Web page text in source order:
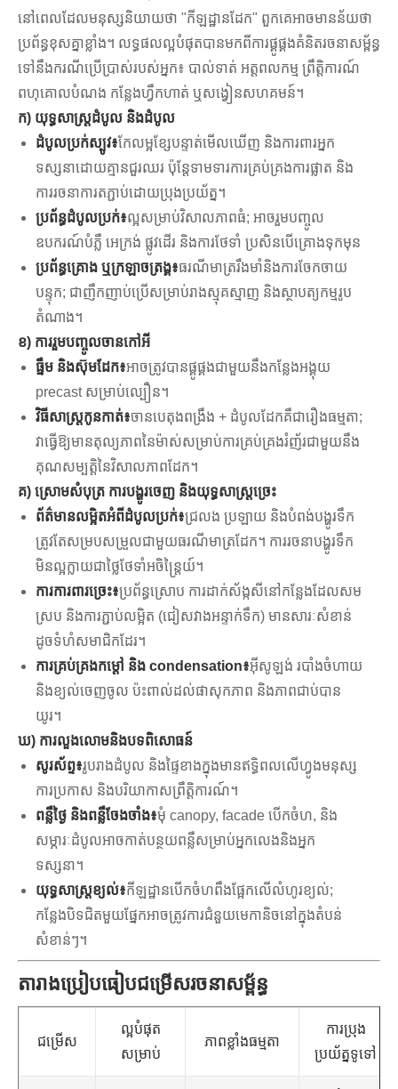
នៅពេលដែលមនុស្សនិយាយថា "កីឡដ្ឋានដែក" ពួកគេអាចមានន័យថា
ប្រព័ន្ធខុសគ្នាខ្លាំង។ លទ្ធផលល្អបំផុតបានមកពីការផ្គូផ្គងគំនិតរចនាសម្ព័ន្ធ
ទៅនឹងករណីប្រើប្រាស់របស់អ្នក៖ បាល់ទាត់ អត្តពលកម្ម ព្រឹត្តិការណ៍
ពហុគោលបំណង កន្លែងហ្វឹកហាត់ ឬសង្វៀនសហគមន៍។
ក) យុទ្ធសាស្ត្រដំបូល និងដំបូល
ដំបូលប្រក់ស្បូវ៖កែលម្អខ្សែបន្ទាត់មើលឃើញ និងការពារអ្នក
ទស្សនាដោយគ្មានជួរឈរ ប៉ុន្តែទាមទារការគ្រប់គ្រងការផ្លាត និង
ការរចនាការតភ្ជាប់ដោយប្រុងប្រយ័ត្ន។
ប្រព័ន្ធដំបូលប្រក់៖ល្អសម្រាប់វិសាលភាពធំ; អាចរួមបញ្ចូល
ឧបករណ៍បំភ្លឺ អេក្រង់ ផ្លូវដើរ និងការថែទាំ ប្រសិនបើគ្រោងទុកមុន
ប្រព័ន្ធគ្រោង ឬក្រឡាចត្រង្គ៖ធរណីមាត្ររឹងមាំនិងការចែកចាយ
បន្ទុក; ជាញឹកញាប់ប្រើសម្រាប់រាងស្មុគស្មាញ និងស្ថាបត្យកម្មរូប
តំណាង។
ខ) ការរួមបញ្ចូលចានកៅអី
ធ្នឹម និងស៊ុមដែក៖អាចត្រូវបានផ្គូផ្គងជាមួយនឹងកន្លែងអង្គុយ
precast សម្រាប់ល្បឿន។
វិធីសាស្រ្តកូនកាត់៖ចានបេតុងពង្រឹង + ដំបូលដែកគឺជារឿងធម្មតា;
វាធ្វើឱ្យមានតុល្យភាពនៃម៉ាស់សម្រាប់ការគ្រប់គ្រងរំញ័រជាមួយនឹង
គុណសម្បត្តិនៃវិសាលភាពដែក។
គ) ស្រោមសំបុត្រ ការបង្ហូរចេញ និងយុទ្ធសាស្ត្រច្រេះ
ព័ត៌មានលម្អិតអំពីដំបូលប្រក់៖ជ្រលង ប្រឡាយ និងបំពង់បង្ហូរទឹក
ត្រូវតែសម្របសម្រួលជាមួយធរណីមាត្រដែក។ ការរចនាបង្ហូរទឹក
មិនល្អក្លាយជាថ្លៃថែទាំអចិន្ត្រៃយ៍។
ការការពារច្រេះ៖ប្រព័ន្ធស្រោប ការដាក់ស័ង្កសីនៅកន្លែងដែលសម
ស្រប និងការភ្ជាប់លម្អិត (ជៀសវាងអន្ទាក់ទឹក) មានសារៈសំខាន់
ដូចទំហំសមាជិកដែរ។
ការគ្រប់គ្រងកម្ដៅ និង condensation៖អ៊ីសូឡង់ របាំងចំហាយ
និងខ្យល់ចេញចូល ប៉ះពាល់ដល់ផាសុកភាព និងភាពជាប់បាន
យូរ។
ឃ) ការលួងលោមនិងបទពិសោធន៍
សូរស័ព្ទ៖រូបរាងដំបូល និងផ្ទៃខាងក្នុងមានឥទ្ធិពលលើហ្វូងមនុស្ស
ការប្រកាស និងបរិយាកាសព្រឹត្តិការណ៍។
ពន្លឺថ្ងៃ និងពន្លឺចែងចាំង៖មុំ canopy, facade បើកចំហ, និង
សម្ភារៈដំបូលអាចកាត់បន្ថយពន្លឺសម្រាប់អ្នកលេងនិងអ្នក
ទស្សនា។
យុទ្ធសាស្ត្រខ្យល់៖កីឡដ្ឋានបើកចំហពឹងផ្អែកលើលំហូរខ្យល់;
កន្លែងបិទជិតមួយផ្នែកអាចត្រូវការជំនួយមេកានិចនៅក្នុងតំបន់
សំខាន់ៗ។
តារាងប្រៀបធៀបជម្រើសរចនាសម្ព័ន្ធ
ជម្រើស
ល្អបំផុត
សម្រាប់
ភាពខ្លាំងធម្មតា
ការប្រុង
ប្រយ័ត្នទូទៅ